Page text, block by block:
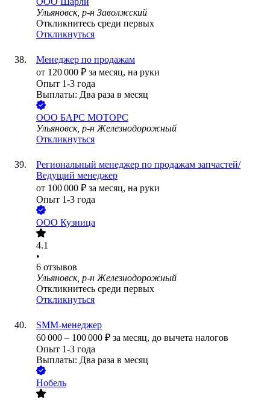
Ульяновск, р-н Заволжский
Откликнитесь среди первых
Откликнуться
Менеджер по продажам
от 120 000 ₽ за месяц, на руки
Опыт 1-3 года
Выплаты: Два раза в месяц
ООО БАРС МОТОРС
Ульяновск, р-н Железнодорожный
Откликнуться
Региональный менеджер по продажам запчастей/
Ведущий менеджер
от 100 000 ₽ за месяц, на руки
Опыт 1-3 года
ООО Кузница
4.1
•
6 отзывов
Ульяновск, р-н Железнодорожный
Откликнитесь среди первых
Откликнуться
SMM-менеджер
60 000 – 100 000 ₽ за месяц, до вычета налогов
Опыт 1-3 года
Выплаты: Два раза в месяц
Нобель